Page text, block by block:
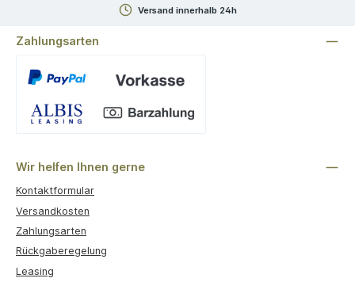
Versand innerhalb 24h
Zahlungsarten
Wir helfen Ihnen gerne
Kontaktformular
Versandkosten
Zahlungsarten
Rückgaberegelung
Leasing